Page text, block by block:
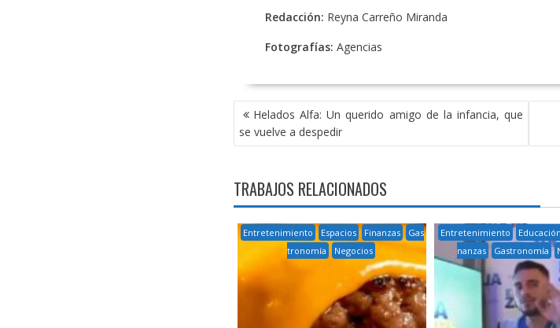
Redacción: Reyna Carreño Miranda
Fotografías: Agencias
NAVEGACIÓN
DE
ENTRADAS
Helados Alfa: Un querido amigo de la infancia, que
se vuelve a despedir
TRABAJOS RELACIONADOS
Entretenimiento Espacios Finanzas
Gas
tronomía
Negocios
Entretenimiento Educación
nanzas
Gastronomía